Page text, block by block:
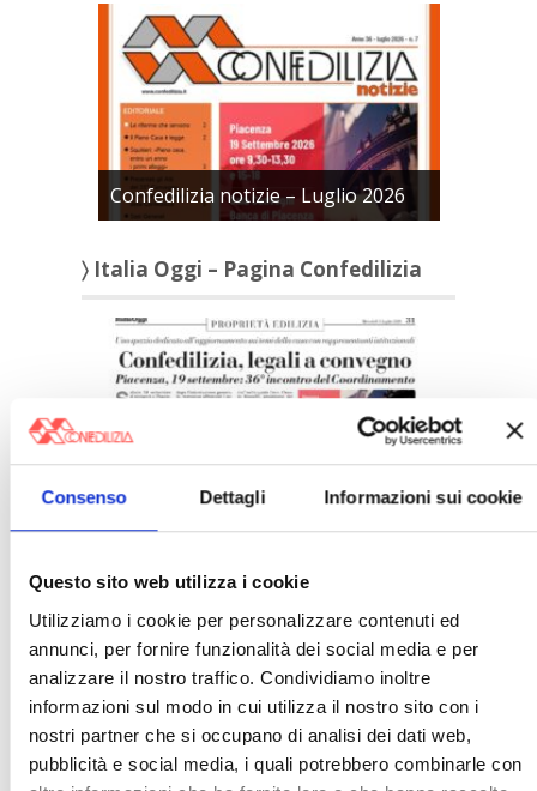
Consenso Dettagli Informazioni sui cookie
Questo sito web utilizza i cookie
Utilizziamo i cookie per personalizzare contenuti ed
annunci, per fornire funzionalità dei social media e per
analizzare il nostro traffico. Condividiamo inoltre
informazioni sul modo in cui utilizza il nostro sito con i
nostri partner che si occupano di analisi dei dati web,
pubblicità e social media, i quali potrebbero combinarle con
Confedilizia notizie – Luglio 2026
〉 Italia Oggi – Pagina Confedilizia
Italia Oggi – Luglio 2026
〉 Rubriche